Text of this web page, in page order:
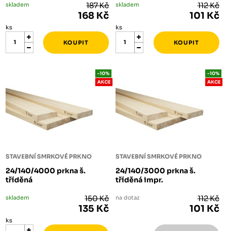
skladem 187 Kč
168 Kč
ks
skladem 112 Kč
101 Kč
ks
STAVEBNÍ SMRKOVÉ PRKNO
24/140/4000 prkna š.
tříděná
-10%
AKCE
skladem 150 Kč
135 Kč
ks
STAVEBNÍ SMRKOVÉ PRKNO
24/140/3000 prkna š.
tříděná impr.
-10%
AKCE
na dotaz 112 Kč
101 Kč